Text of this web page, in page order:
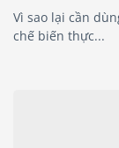
Vì sao lại cần
chế biến thực...